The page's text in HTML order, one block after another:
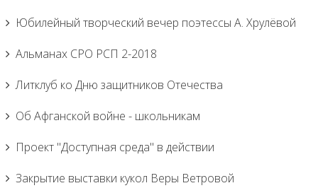
Юбилейный творческий вечер поэтессы А. Хрулёвой
Альманах СРО РСП 2-2018
Литклуб ко Дню защитников Отечества
Об Афганской войне - школьникам
Проект "Доступная среда" в действии
Закрытие выставки кукол Веры Ветровой